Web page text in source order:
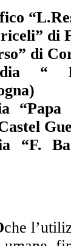
di
di
“
“F.
che